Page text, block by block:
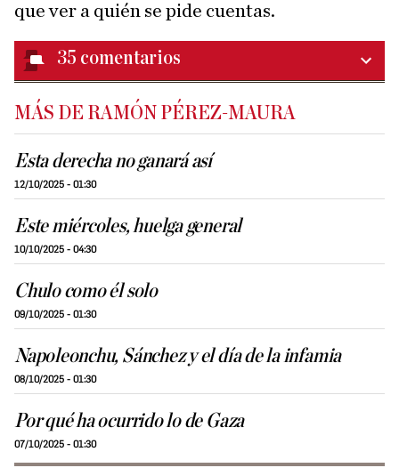
que ver a quién se pide cuentas.
35 comentarios
MÁS DE RAMÓN PÉREZ-MAURA
Esta derecha no ganará así
12/10/2025 - 01:30
Este miércoles, huelga general
10/10/2025 - 04:30
Chulo como él solo
09/10/2025 - 01:30
Napoleonchu, Sánchez y el día de la infamia
08/10/2025 - 01:30
Por qué ha ocurrido lo de Gaza
07/10/2025 - 01:30